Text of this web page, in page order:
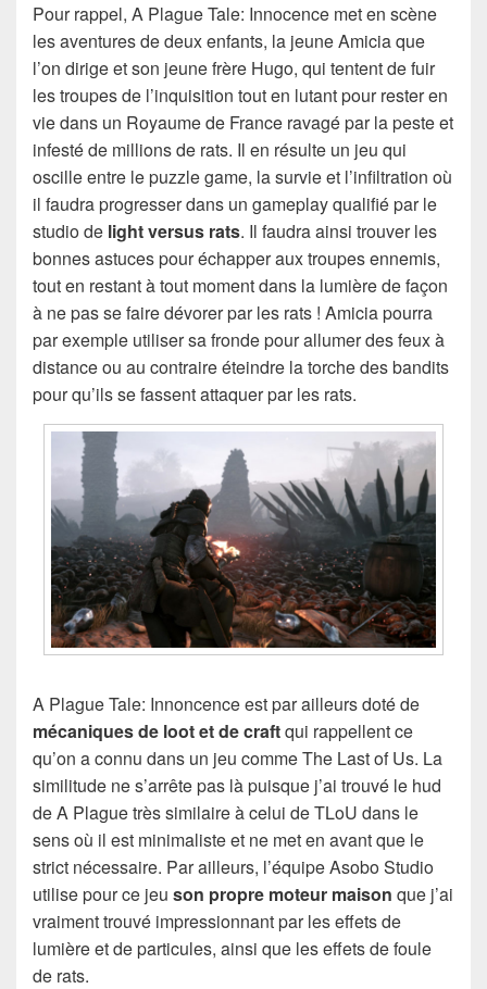
Pour rappel, A Plague Tale: Innocence met en scène
les aventures de deux enfants, la jeune Amicia que
l’on dirige et son jeune frère Hugo, qui tentent de fuir
les troupes de l’inquisition tout en lutant pour rester en
vie dans un Royaume de France ravagé par la peste et
infesté de millions de rats. Il en résulte un jeu qui
oscille entre le puzzle game, la survie et l’infiltration où
il faudra progresser dans un gameplay qualifié par le
studio de light versus rats. Il faudra ainsi trouver les
bonnes astuces pour échapper aux troupes ennemis,
tout en restant à tout moment dans la lumière de façon
à ne pas se faire dévorer par les rats ! Amicia pourra
par exemple utiliser sa fronde pour allumer des feux à
distance ou au contraire éteindre la torche des bandits
pour qu’ils se fassent attaquer par les rats.
A Plague Tale: Innoncence est par ailleurs doté de
mécaniques de loot et de craftqui rappellent ce
qu’on a connu dans un jeu comme The Last of Us. La
similitude ne s’arrête pas là puisque j’ai trouvé le hud
de A Plague très similaire à celui de TLoU dans le
sens où il est minimaliste et ne met en avant que le
strict nécessaire. Par ailleurs, l’équipe Asobo Studio
utilise pour ce jeu son propre moteur maison que j’ai
vraiment trouvé impressionnant par les effets de
lumière et de particules, ainsi que les effets de foule
de rats.